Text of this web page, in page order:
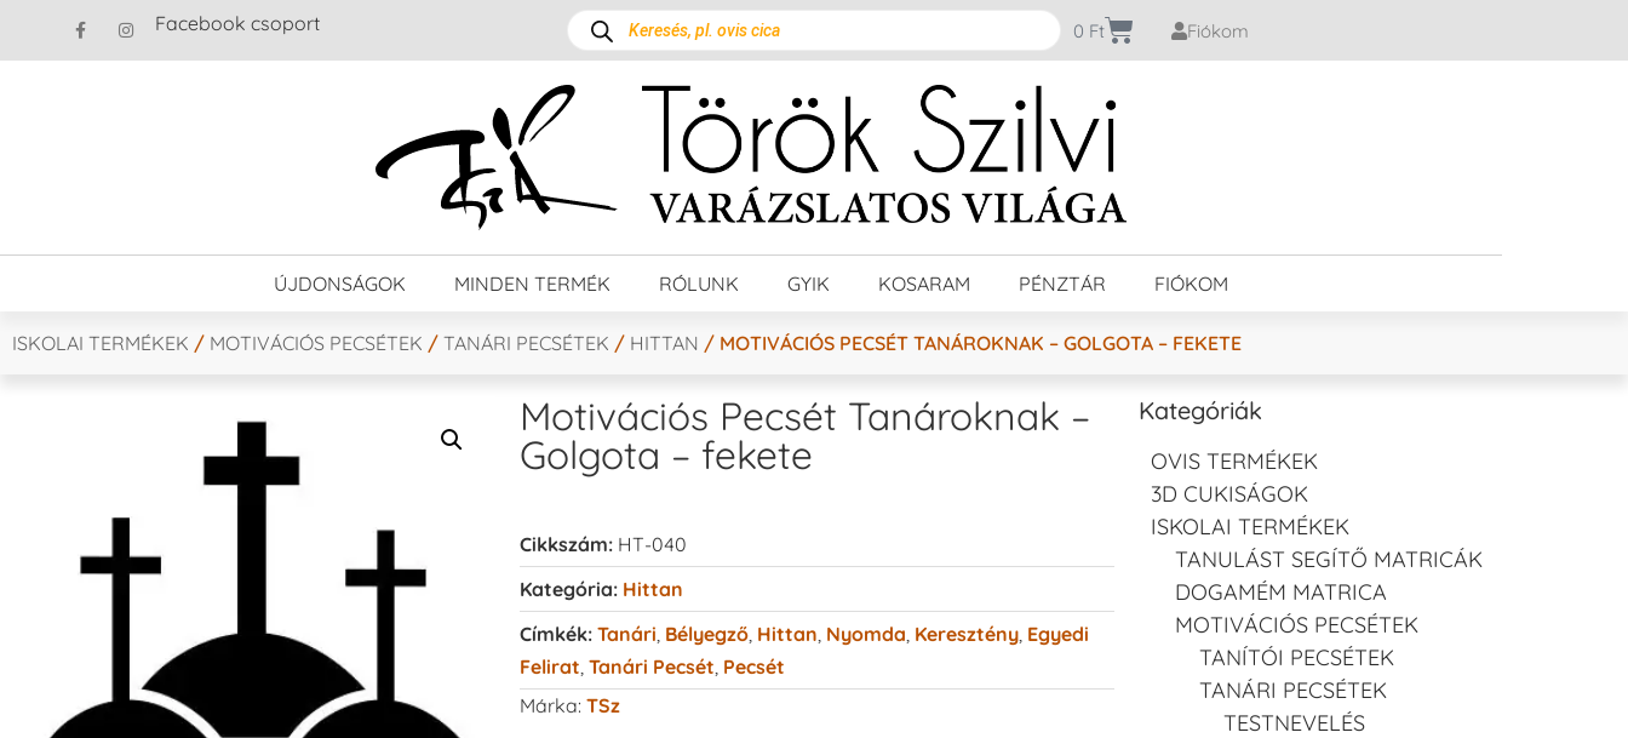
Facebook csoport 0 Ft Fiókom
ÚJDONSÁGOK MINDEN TERMÉK RÓLUNK GYIK KOSARAM PÉNZTÁR FIÓKOM
ISKOLAI TERMÉKEK / MOTIVÁCIÓS PECSÉTEK / TANÁRI PECSÉTEK / HITTAN / MOTIVÁCIÓS PECSÉT TANÁROKNAK – GOLGOTA – FEKETE
Motivációs Pecsét Tanároknak –
Golgota – fekete
Cikkszám: HT-040
Kategória: Hittan
Címkék: Tanári Bélyegző, Hittan Nyomda Keresztény, Egyedi
Felirat Tanári Pecsét Pecsét
Márka: TSz
Kategóriák
OVIS TERMÉKEK
3D CUKISÁGOK
ISKOLAI TERMÉKEK
TANULÁST SEGÍTŐ MATRICÁK
DOGAMÉM MATRICA
MOTIVÁCIÓS PECSÉTEK
TANÍTÓI PECSÉTEK
TANÁRI PECSÉTEK
TESTNEVELÉS